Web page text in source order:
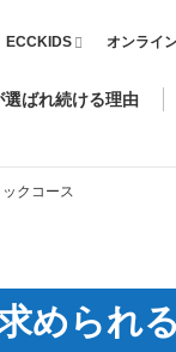
ECCKIDS オンライ
選ばれ続ける理由
クコース
められ